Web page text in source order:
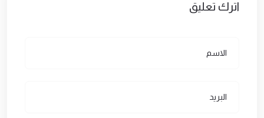
اترك تعليق